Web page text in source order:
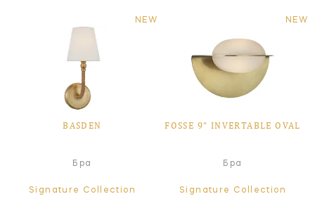
NEW
BASDEN
Бра
Signature Collection
NEW
FOSSE 9" INVERTABLE OVAL
Бра
Signature Collection